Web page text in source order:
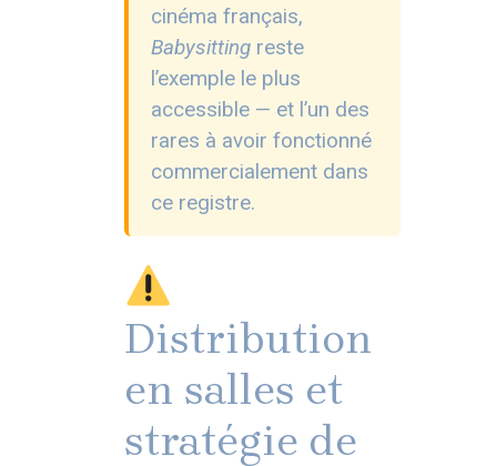
cinéma français,
Babysittingreste
l’exemple le plus
accessible — et l’un des
rares à avoir fonctionné
commercialement dans
ce registre.
Distribution
en salles et
stratégie de